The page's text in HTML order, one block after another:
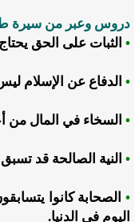
دروس وعبر من سيرة
• الثبات على الحق
• الدفاع عن الإسلام
• السخاء في المال من
• النية الصالحة قد
• الصحابة كانوا
اليوم في الدنيا.